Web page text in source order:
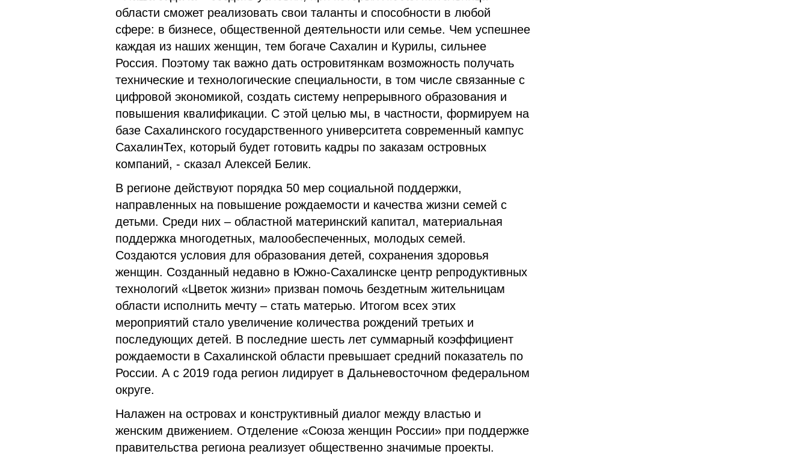
области сможет реализовать свои таланты и способности в любой
сфере: в бизнесе, общественной деятельности или семье. Чем успешнее
каждая из наших женщин, тем богаче Сахалин и Курилы, сильнее
Россия. Поэтому так важно дать островитянкам возможность получать
технические и технологические специальности, в том числе связанные с
цифровой экономикой, создать систему непрерывного образования и
повышения квалификации. С этой целью мы, в частности, формируем на
базе Сахалинского государственного университета современный кампус
СахалинТех, который будет готовить кадры по заказам островных
компаний, - сказал Алексей Белик.
В регионе действуют порядка 50 мер социальной поддержки,
направленных на повышение рождаемости и качества жизни семей с
детьми. Среди них – областной материнский капитал, материальная
поддержка многодетных, малообеспеченных, молодых семей.
Создаются условия для образования детей, сохранения здоровья
женщин. Созданный недавно в Южно-Сахалинске центр репродуктивных
технологий «Цветок жизни» призван помочь бездетным жительницам
области исполнить мечту – стать матерью. Итогом всех этих
мероприятий стало увеличение количества рождений третьих и
последующих детей. В последние шесть лет суммарный коэффициент
рождаемости в Сахалинской области превышает средний показатель по
России. А с 2019 года регион лидирует в Дальневосточном федеральном
округе.
Налажен на островах и конструктивный диалог между властью и
женским движением. Отделение «Союза женщин России» при поддержке
правительства региона реализует общественно значимые проекты.